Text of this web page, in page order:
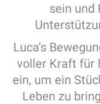
sein und
Luca’s
voller Kraft für
ein, um ein
Leben zu